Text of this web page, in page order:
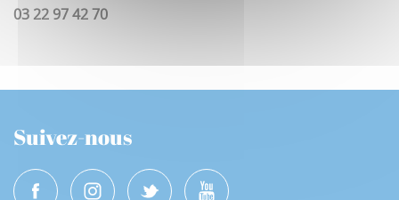
03 22 97 42 70
Suivez-nous